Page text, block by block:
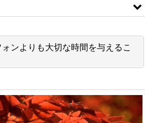
ンよりも大切な時間を与えるこ